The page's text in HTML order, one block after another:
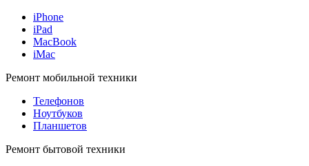
iPhone
iPad
MacBook
iMac
Ремонт мобильной техники
Телефонов
Ноутбуков
Планшетов
Ремонт бытовой техники